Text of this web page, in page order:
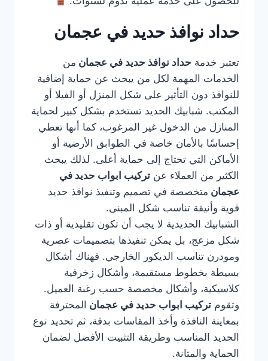
حداد نوافذ حديد في عجمان
تعتبر خدمة حداد نوافذ حديد في عجمان من
الخدمات المهمة لكل من يبحث عن حماية إضافية
للنوافذ دون التأثير على شكل المنزل أو الفيلا أو
المكتب. شبابيك الحديد تستخدم بشكل كبير لحماية
المنازل من الدخول غير المرغوب، كما أنها تعطي
إحساسًا بالأمان خاصة في الطوابق الأرضية أو
الأماكن التي تحتاج إلى حماية أعلى. لذلك يبحث
الكثير من العملاء عن تركيب ابواب حديد في
عجمان متخصصة في تصميم وتنفيذ نوافذ حديد
قوية وأنيقة تناسب شكل المبنى.
الشبابيك الحديدية لا يجب أن تكون تقليدية أو ذات
شكل مزعج، بل يمكن تنفيذها بتصميمات عصرية
ومودرن تناسب الديكور الخارجي. فهناك أشكال
بسيطة بخطوط مستقيمة، وأشكال زخرفية
كلاسيكية، وأشكال مخصصة حسب رغبة العميل.
وتقوم تركيب ابواب حديد في عجمان المحترفة
بمعاينة النافذة وأخذ المقاسات بدقة، ثم تحديد نوع
الحديد المناسب وطريقة التثبيت الأفضل لضمان
الحماية والمتانة.